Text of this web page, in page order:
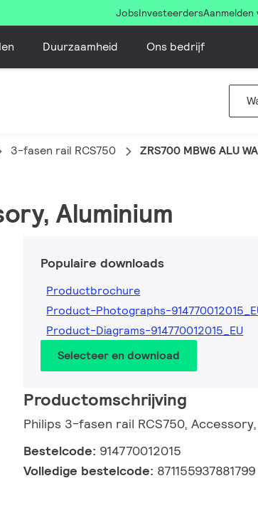
JobsInvesteerders
Duurzaamheid Ons bedrijf
3-fasen rail RCS750 ZRS700 MBW6 ALU
Aluminium
Populaire downloads
Productbrochure
Product-Photographs-
Product-Diagrams-914770012015_EU
Selecteer en download
Productomschrijving
Philips 3-fasen rail RCS750, Accessory,
Bestelcode: 914770012015
Volledige bestelcode: 871155937881799